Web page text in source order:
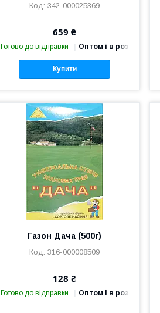
342-000025369
659 ₴
Готово до відправки Оптом і в роздріб
Купити
Газон Дача (500г)
316-000008509
128 ₴
Готово до відправки Оптом і в роздріб